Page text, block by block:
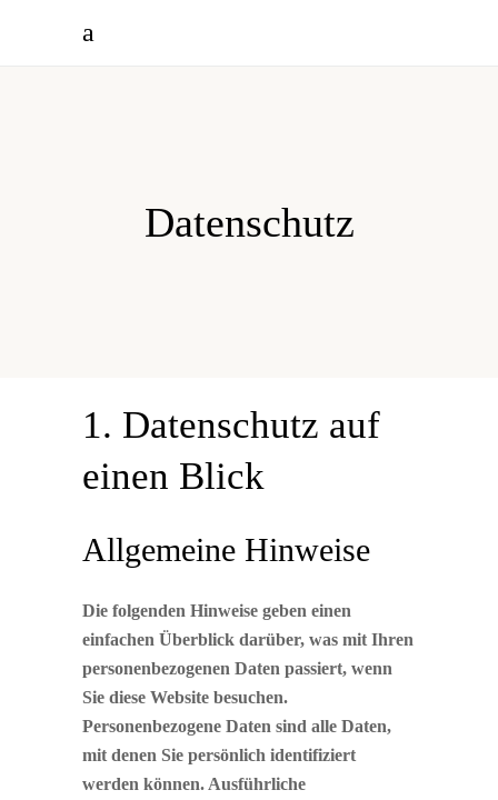
Datenschutz
1. Datenschutz auf
einen Blick
Allgemeine Hinweise
Die folgenden Hinweise geben einen
einfachen Überblick darüber, was mit Ihren
personenbezogenen Daten passiert, wenn
Sie diese Website besuchen.
Personenbezogene Daten sind alle Daten,
mit denen Sie persönlich identifiziert
werden können. Ausführliche